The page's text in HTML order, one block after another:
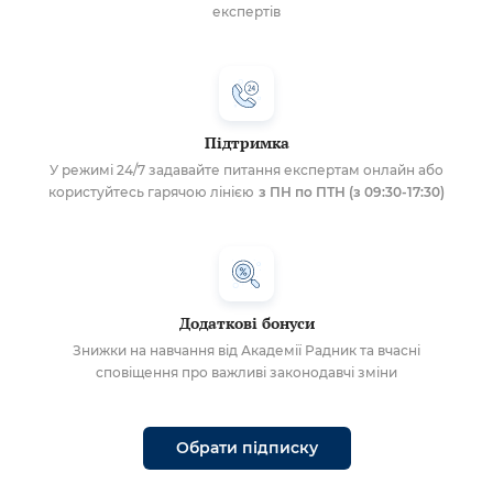
експертів
Підтримка
У режимі 24/7 задавайте питання експертам онлайн або
користуйтесь гарячою лінією з ПН по ПТН (з 09:30-17:30)
Додаткові бонуси
Знижки на навчання від Академії Радник та вчасні
сповіщення про важливі законодавчі зміни
Обрати підписку